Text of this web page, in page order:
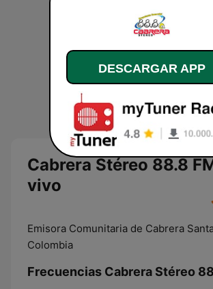
Cabrera Stéreo 88.8
vivo
Emisora Comunitaria de Cabrera
Colombia
Frecuencias Cabrera Stéreo
DESCARGAR APP